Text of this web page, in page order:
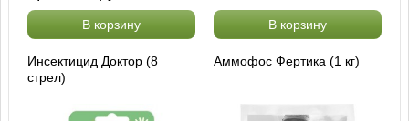
В корзину В корзину
Инсектицид Доктор (8
стрел)
Аммофос Фертика (1 кг)